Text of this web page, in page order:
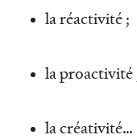
la réactivité ;
la proactivité
la créativité…